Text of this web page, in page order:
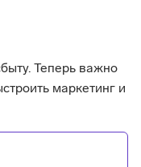
Теперь важно
маркетинг и